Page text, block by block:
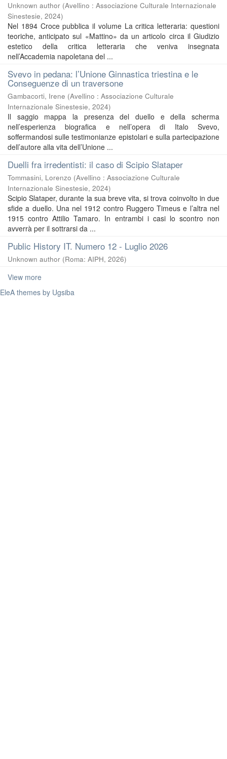
Unknown author (Avellino : Associazione Culturale Internazionale
Sinestesie, 2024)
Nel 1894 Croce pubblica il volume La critica letteraria: questioni
teoriche, anticipato sul «Mattino» da un articolo circa il Giudizio
estetico della critica letteraria che veniva insegnata
nell’Accademia napoletana del ...
Svevo in pedana: l’Unione Ginnastica triestina e le
Conseguenze di un traversone
Gambacorti, Irene (Avellino : Associazione Culturale
Internazionale Sinestesie, 2024)
Il saggio mappa la presenza del duello e della scherma
nell’esperienza biografica e nell’opera di Italo Svevo,
soffermandosi sulle testimonianze epistolari e sulla partecipazione
dell’autore alla vita dell’Unione ...
Duelli fra irredentisti: il caso di Scipio Slataper
Tommasini, Lorenzo (Avellino : Associazione Culturale
Internazionale Sinestesie, 2024)
Scipio Slataper, durante la sua breve vita, si trova coinvolto in due
sfide a duello. Una nel 1912 contro Ruggero Timeus e l’altra nel
1915 contro Attilio Tamaro. In entrambi i casi lo scontro non
avverrà per il sottrarsi da ...
Public History IT. Numero 12 - Luglio 2026
Unknown author (Roma: AIPH, 2026)
View more
EleA themes by Ugsiba